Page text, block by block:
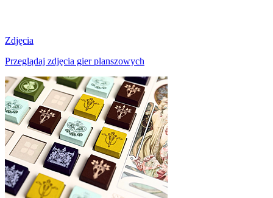
Zdjęcia
Przeglądaj zdjęcia gier planszowych